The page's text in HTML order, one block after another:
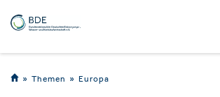
Themen Europa